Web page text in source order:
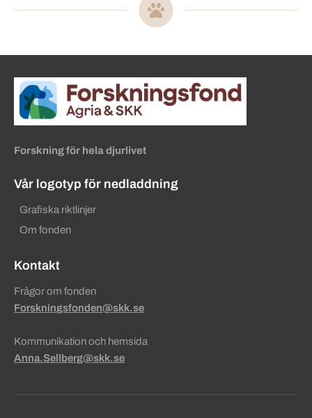
Sidinformation och
Köpa hund startsida
Forskning för hela djurlivet
Vår logotyp för nedladdning
Grafiska riktlinjer
Om fonden
Kontakt
Frågor om fonden
Forskningsfonden@skk.se
Kommunikation och hemsida
Anna.Sellberg@skk.se